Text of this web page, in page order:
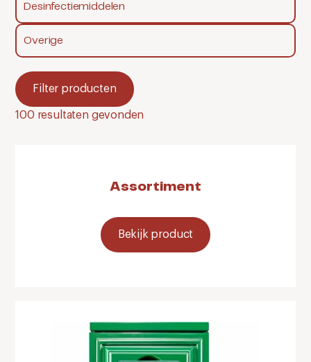
Desinfectiemiddelen
Overige
Filter producten
100 resultaten gevonden
Assortiment
Bekijk product